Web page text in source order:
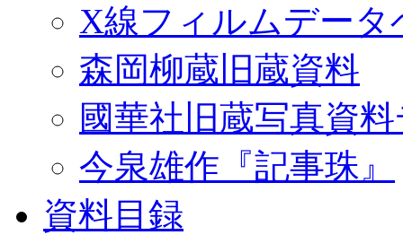
X線フィルムデータ
森岡柳蔵旧蔵資料
國華社旧蔵写真資
今泉雄作『記事珠』
資料目録